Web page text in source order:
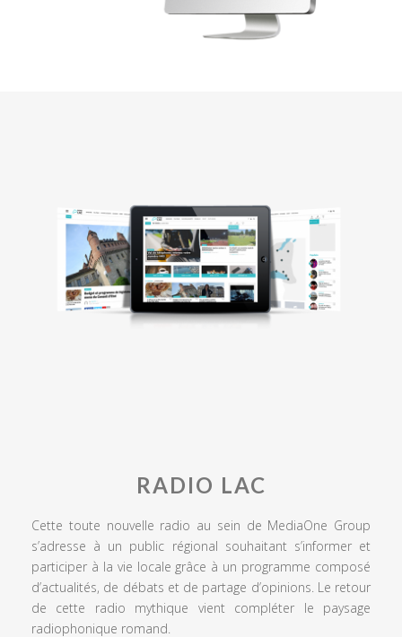
RADIO LAC
Cette toute nouvelle radio au sein de MediaOne Group
s’adresse à un public régional souhaitant s’informer et
participer à la vie locale grâce à un programme composé
d’actualités, de débats et de partage d’opinions. Le retour
de cette radio mythique vient compléter le paysage
radiophonique romand.